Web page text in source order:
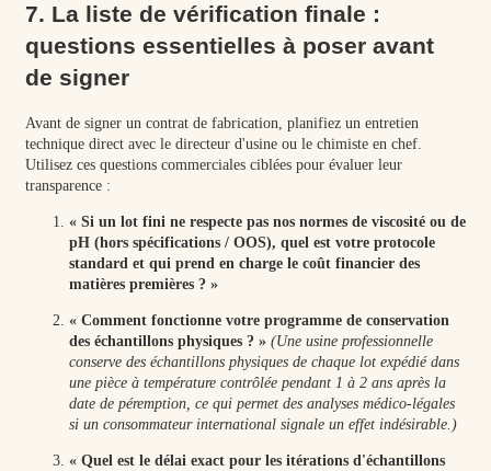
7. La liste de vérification finale :
questions essentielles à poser avant
de signer
Avant de signer un contrat de fabrication, planifiez un entretien
technique direct avec le directeur d'usine ou le chimiste en chef.
Utilisez ces questions commerciales ciblées pour évaluer leur
transparence :
« Si un lot fini ne respecte pas nos normes de viscosité ou de
pH (hors spécifications / OOS), quel est votre protocole
standard et qui prend en charge le coût financier des
matières premières ? »
« Comment fonctionne votre programme de conservation
des échantillons physiques ? » (Une usine professionnelle
conserve des échantillons physiques de chaque lot expédié dans
une pièce à température contrôlée pendant 1 à 2 ans après la
date de péremption, ce qui permet des analyses médico-légales
si un consommateur international signale un effet indésirable.)
« Quel est le délai exact pour les itérations d'échantillons